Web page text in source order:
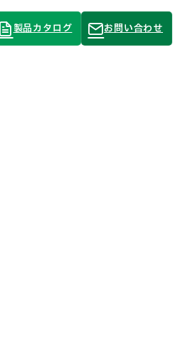
製品カタログ お問い合わせ